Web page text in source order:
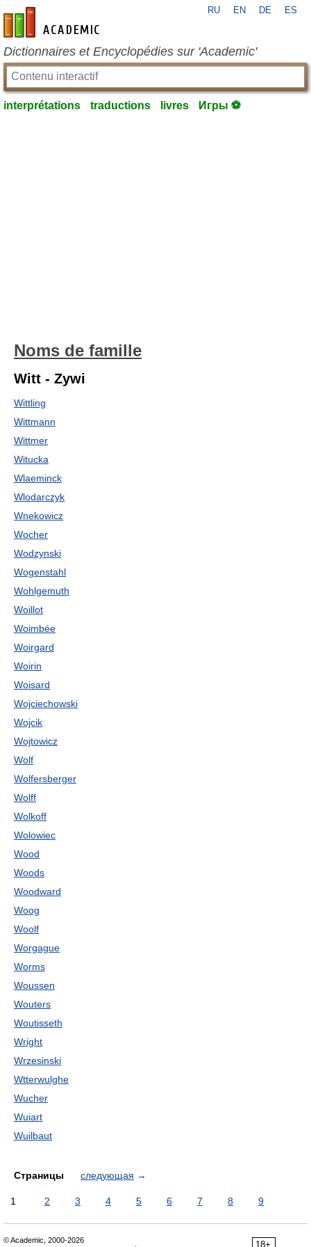
fr-academic.com
RU EN DE ES
Dictionnaires et Encyclopédies sur 'Academic'
interprétations traductions livres Игры ⚽
Noms de famille
Witt - Zywi
Wittling
Wittmann
Wittmer
Witucka
Wlaeminck
Wlodarczyk
Wnekowicz
Wocher
Wodzynski
Wogenstahl
Wohlgemuth
Woillot
Woimbée
Woirgard
Woirin
Woisard
Wojciechowski
Wojcik
Wojtowicz
Wolf
Wolfersberger
Wolff
Wolkoff
Wolowiec
Wood
Woods
Woodward
Woog
Woolf
Worgague
Worms
Woussen
Wouters
Woutisseth
Wright
Wrzesinski
Wtterwulghe
Wucher
Wuiart
Wuilbaut
Страницы следующая →
1 2 3 4 5 6 7 8 9
18+
© Academic, 2000-2026